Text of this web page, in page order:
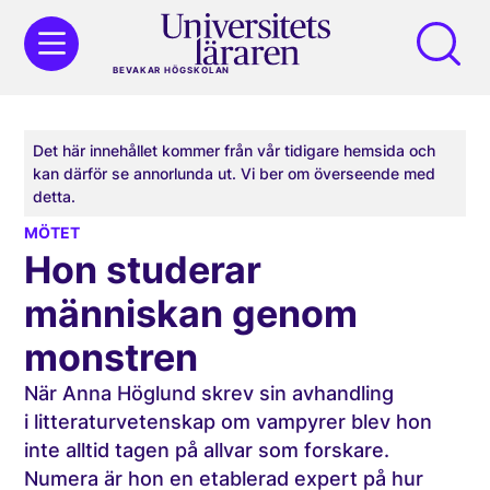
BEVAKAR HÖGSKOLAN
Det här innehållet kommer från vår tidigare hemsida och
kan därför se annorlunda ut. Vi ber om överseende med
detta.
MÖTET
Hon studerar
människan genom
monstren
När Anna Höglund skrev sin avhandling
i litteraturvetenskap om vampyrer blev hon
inte alltid tagen på allvar som forskare.
Numera är hon en etablerad expert på hur